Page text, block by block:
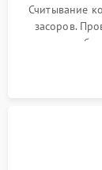
Считывание
засоров.
жалоб